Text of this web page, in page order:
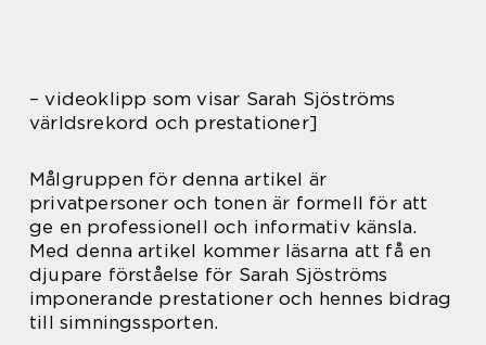
– videoklipp som visar Sarah Sjöströms
världsrekord och prestationer]
Målgruppen för denna artikel är
privatpersoner och tonen är formell för att
ge en professionell och informativ känsla.
Med denna artikel kommer läsarna att få en
djupare förståelse för Sarah Sjöströms
imponerande prestationer och hennes bidrag
till simningssporten.